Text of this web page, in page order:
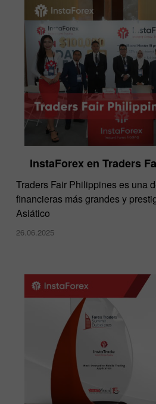
InstaForex en Traders
Traders Fair Philippines es una
financieras más grandes y
Asiático
26.06.2025